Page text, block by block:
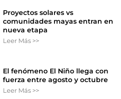
Proyectos solares vs
comunidades mayas entran en
nueva etapa
Leer Más >>
El fenómeno El Niño llega con
fuerza entre agosto y octubre
Leer Más >>